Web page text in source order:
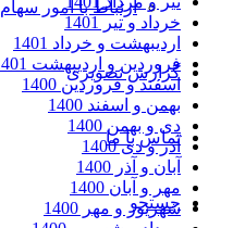
ارتباط با امور سهام
گزارش تصویری
تماس با ما
جستجو
خرداد و تیر 1401
اردیبهشت و خرداد 1401
فروردین و اردیبهشت 1401
اسفند و فروردین 1400
بهمن و اسفند 1400
دی و بهمن 1400
آذر و دی 1400
آبان و آذر 1400
مهر و آبان 1400
شهریور و مهر 1400